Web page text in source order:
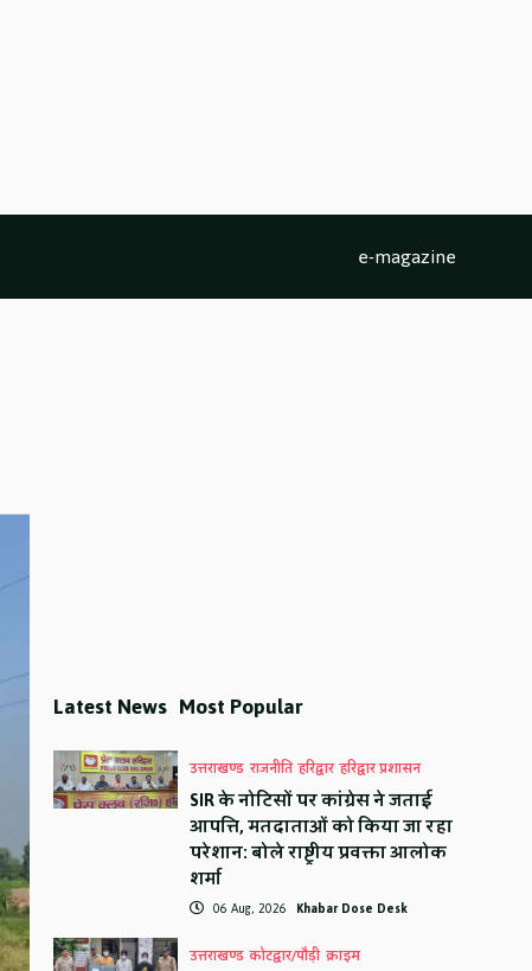
e-magazine
Latest News Most Popular
उत्तराखण्ड राजनीति हरिद्वार हरिद्वार प्रशासन
SIR के नोटिसों पर कांग्रेस ने जताई
आपत्ति, मतदाताओं को किया जा रहा
परेशान: बोले राष्ट्रीय प्रवक्ता आलोक
शर्मा
06 Aug, 2026 Khabar Dose Desk
उत्तराखण्ड कोटद्वार/पौड़ी क्राइम